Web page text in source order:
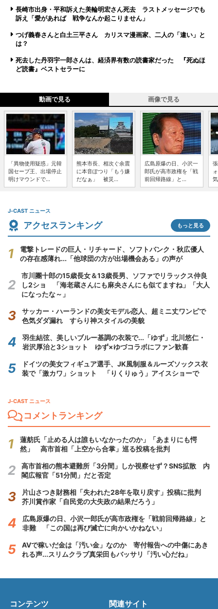
長崎市出身・平和訴えた美輪明宏さん死去 ラストメッセージでも
訴え「愛があれば 戦争なんか起こりません」
つげ義春さんと白土三平さん カリスマ漫画家、二人の「違い」と
は？
死去した丹羽宇一郎さんは、経済界有数の読書家だった 『死ぬほ
ど読書』ベストセラーに
動画で見る 画像で見る
「異物使用疑惑」元韓
国セーブ王、出場停止
明けマウンドで...
熊本市長、相次ぐ余震
に本音ぽつり「もう嫌
だなぁ」 被災...
広島原爆の日、小沢一
郎氏が高市政権を「戦
前回帰路線」と...
J-CAST ニュース
アクセスランキング もっと見る
電撃トレードの巨人・リチャード、ソフトバンク・秋広優人
の存在感薄れ...「他球団の方が出場機会ある」の声が
市川團十郎の15歳長女＆13歳長男、ソファでリラックス仲良
し2ショ 「海老蔵さんにも麻央さんにも似てますね」「大人
になったな～」
サッカー・ハーランドの美女モデル恋人、超ミニ丈ワンピで
色気ダダ漏れ すらり神スタイルの美貌
羽生結弦、美しいブルー基調の衣装で...「ゆず」北川悠仁・
岩沢厚治と3ショット ゆず×ゆづコラボにファン歓喜
ドイツの美女フィギュア選手、JK風制服＆ルーズソックス衣
装で「激カワ」ショット 「りくりゅう」アイスショーで
J-CAST ニュース
コメントランキング
蓮舫氏「止める人は誰もいなかったのか」「あまりにも愕
然」 高市首相「上空から合掌」巡る投稿を批判
高市首相の熊本避難所「3分間」しか視察せず？SNS拡散 内
閣広報官「51分間」だと否定
片山さつき財務相「失われた28年を取り戻す」投稿に批判
芥川賞作家「自民党の大失政の結果だろう」
広島原爆の日、小沢一郎氏が高市政権を「戦前回帰路線」と
非難 「この国は再び滅亡に向かいかねない」
AVで稼いだ金は「汚い金」なのか 寄付報告への中傷にあき
れる声...スリムクラブ真栄田もバッサリ「汚い心だね」
コンテンツ 関連サイト